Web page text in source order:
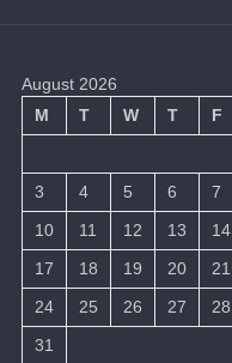
August 2026
M
T W T F
3
4 5 6 7
10
11 12 13 14
17
18 19 20 21
24
25 26 27 28
31